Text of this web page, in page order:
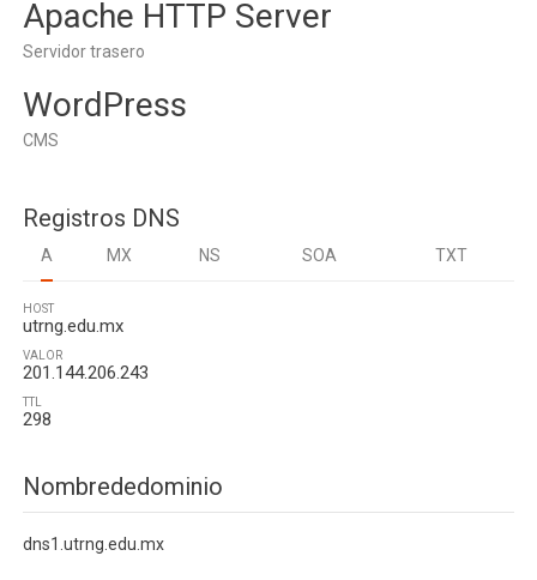
Apache HTTP Server
Servidor trasero
WordPress
CMS
Registros DNS
A MX NS SOA TXT
HOST
utrng.edu.mx
VALOR
201.144.206.243
TTL
298
Nombrededominio
dns1.utrng.edu.mx